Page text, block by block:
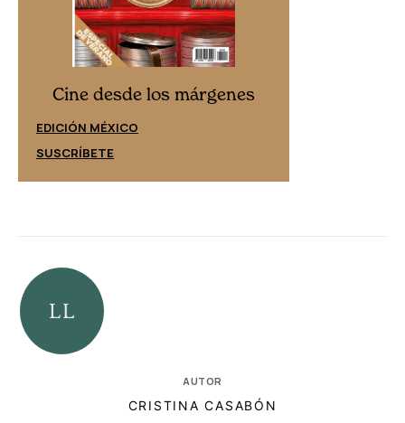
Cine desde los márgenes
EDICIÓN MÉXICO
SUSCRÍBETE
AUTOR
CRISTINA CASABÓN